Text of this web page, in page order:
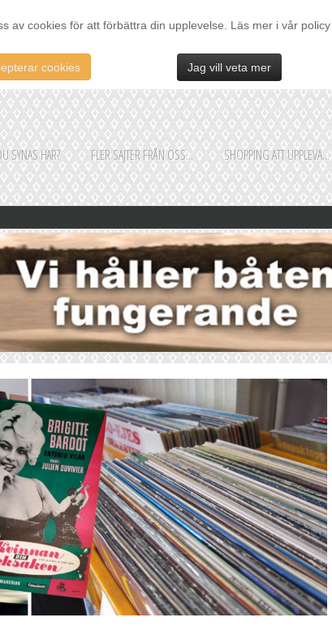
av cookies för att förbättra din upplevelse. Läs mer i vår policy
cookies Jag vill veta mer
SYNAS HÄR? FLER SAJTER FRÅN OSS... SHOPPING ATT UPPLEVA...